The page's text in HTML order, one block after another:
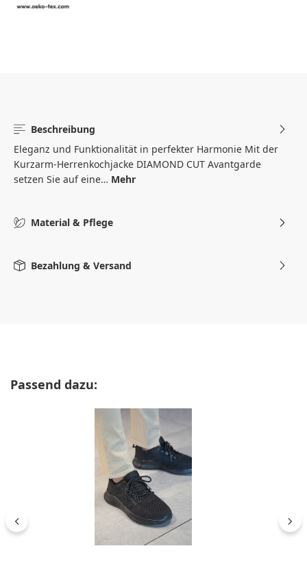
Beschreibung
Eleganz und Funktionalität in perfekter Harmonie Mit der
Kurzarm-Herrenkochjacke DIAMOND CUT Avantgarde
setzen Sie auf eine… Mehr
Material & Pflege
Bezahlung & Versand
Produktgalerie überspringen
Passend dazu: